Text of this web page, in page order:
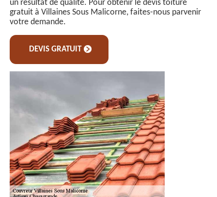
un résultat de qualité. Pour obtenir le devis toiture
gratuit à Villaines Sous Malicorne, faites-nous parvenir
votre demande.
DEVIS GRATUIT